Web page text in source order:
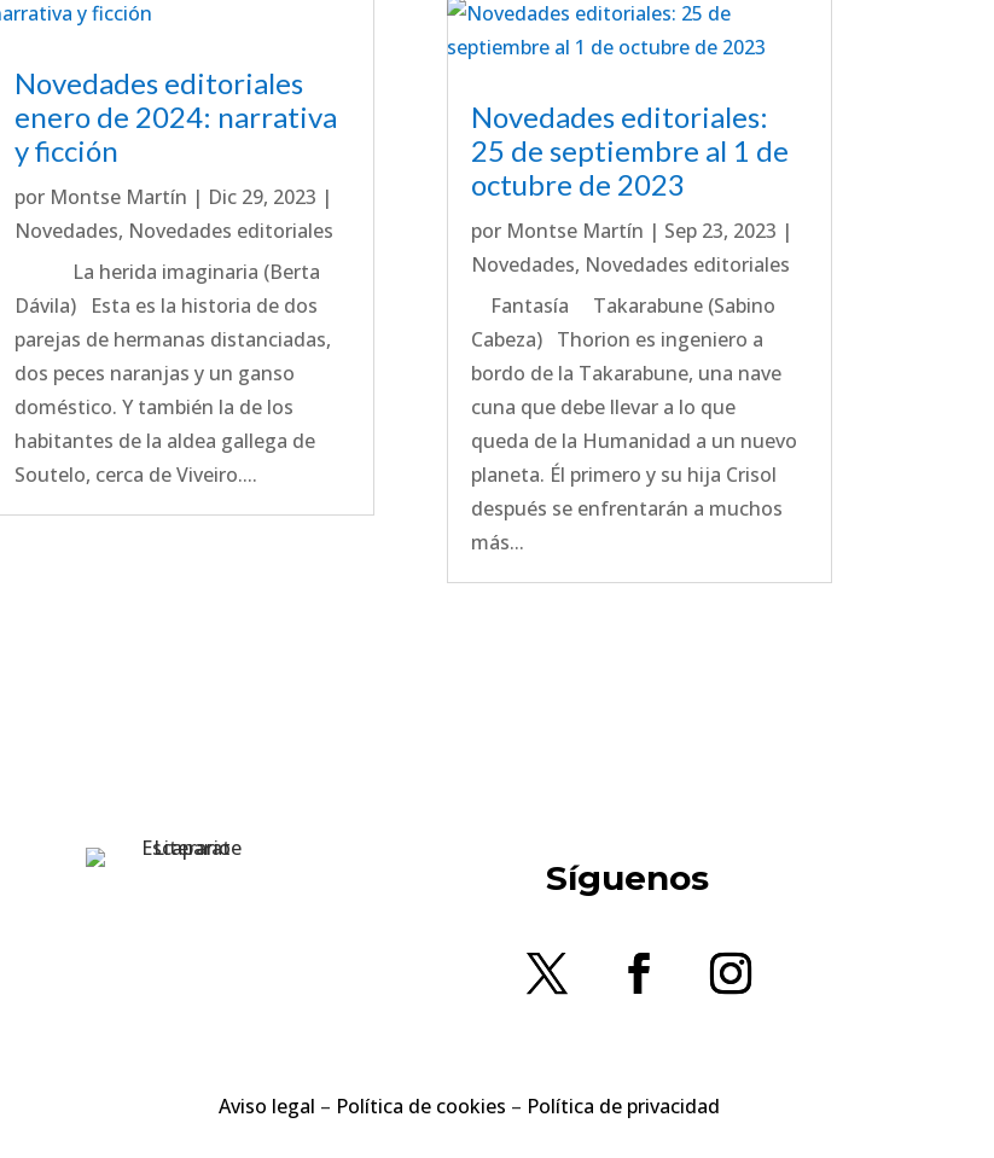
Novedades editoriales
enero de 2024: narrativa
y ficción
por Montse Martín | Dic 29, 2023 |
Novedades, Novedades editoriales
La herida imaginaria (Berta
Dávila) Esta es la historia de dos
parejas de hermanas distanciadas,
dos peces naranjas y un ganso
doméstico. Y también la de los
habitantes de la aldea gallega de
Soutelo, cerca de Viveiro....
Novedades editoriales:
25 de septiembre al 1 de
octubre de 2023
por Montse Martín | Sep 23, 2023 |
Novedades, Novedades editoriales
Fantasía Takarabune (Sabino
Cabeza) Thorion es ingeniero a
bordo de la Takarabune, una nave
cuna que debe llevar a lo que
queda de la Humanidad a un nuevo
planeta. Él primero y su hija Crisol
después se enfrentarán a muchos
más...
Síguenos
Aviso legal – Política de cookies – Política de privacidad